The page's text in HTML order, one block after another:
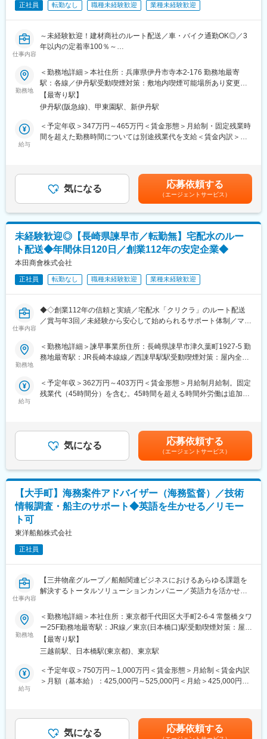
北海道のインフラを支える総合商社として、100年先を見据えた
地域の課題解決に挑んでいる三ッ輪商会。今回は、より多くのお
いくための「コンテナ部門（サービススタッフ）」の募集です。
苫小牧コンテナ営業課配属となります。
入社後は、先輩社員に付いていただいて業務を覚えます。経験の
無い方もご安心ください。
当社は今年で創立78周年を迎える企業です。
北海道釧路市を中心に地域ニーズと時代の流れに合わせて、日々
変更の範囲：会社の定める業務
正社員 転勤なし 職種未経験歓迎 業種未経験歓迎
仕事内容
～未経験歓迎！建材商社のルート配送／車・バイク通勤OK◎／3
年以内の定着率100％～
■仕事内容■
「木材」「建材」「新建材」など建築工事に必要な材料・資材
を、工事現場やお客様にお届けするお仕事です。
◇使用車◇
2t、3tトラックやユニック（小型移動式クレーン）車、軽トラック
※はじめはお持ちの免許で乗れる車両を担当いただきます。
◇エリア◇
兵庫県南部と大阪北部がメインエリアとなります。
になります。
＜入社後の流れ＞
入社から半年、１年をかけて業務を学んでいただきます。
■組織構成■
・代表（新規営業は代表がメインで行っております）
・営業2名
・配送2名
◎20代～60代の幅広い年代のスタッフが活躍中です
■特徴・魅力■
・売上ノルマはありません。ノルマが負担や重荷にならないよう
・資格取得支援あり
・社員割引制度あり
■職場環境・雰囲気■
ます。
変更の範囲：会社の定める業務
勤務地
＜勤務地詳細＞本社住所：兵庫県伊丹市寺本2-176 勤務地最寄
駅：各線／伊丹駅受動喫煙対策：敷地内喫煙可能場所あり変更の
範囲：無
【最寄り駅】
伊丹駅(阪急線)、甲東園駅、新伊丹駅
給与
＜予定年収＞347万円～465万円＜賃金形態＞月給制・固定残業時
間を超えた勤務時間については別途残業代を支給＜賃金内訳＞月
支給＜月給＞258,000円～349,000円（一律手当を含む）＜昇給有
無＞有＜残業手当＞有＜給与補足＞■昇給あり（年最低1回）■賞
与あり（年2回）（計2か月以上継続中）賃金はあくまでも目安の
金額であり、選考を通じて上下する可能性があります。月給(月額)
は固定手当を含めた表記です。
気になる 応募依頼する
（エージェントサービス）
未経験歓迎◎【長崎県諫早市／転勤無】宅配水のルー
ト配送◆年間休日120日／創業112年の安定企業◆
本田商會株式会社
正社員 転勤なし 職種未経験歓迎 業種未経験歓迎
仕事内容
◆◇創業112年の信頼と実績／宅配水「クリクラ」のルート配送
／賞与年3回／未経験から安心して始められるサポート体制／マイ
＼お客様との日々のコミュニケーションや「ありがとう」の言葉
がやりがいとなる仕事です／
■業務概要
高圧ガス・溶接材料・産業機械を取り扱う当社にて、宅配水「ク
■業務詳細
・普通車バンを運転し、宅配水ボトルの積み込み、配送、設置
・お客様先での納品時対応や簡単なメンテナンス
・配送伝票や納品書の受け渡し、必要書類の整理
・お客様からの要望やご相談を伺い、社内へフィードバック
・配送後の車両点検や安全運転管理
宅配水「クリクラ」のほか、高圧ガスや産業資材等も取り扱い、
地域の生活・産業を支えています。
諫早事業所19名／宅配水事業部3名
チームワークを大切にし、助け合いながら業務を進めています。
既存顧客対応が中心で営業ノルマはありません。毎日同じエリア
を回るため、地域に根差した働き方ができます。
■入社後について
ウハウを丁寧に指導しますので、未経験の方も安心してスタート
できます。
年間休日120日、週休2日制。マイカー通勤可。福利厚生も充実し
ており、働きやすい職場です。
勤務地
＜勤務地詳細＞諫早事業所住所：長崎県諌早市津久葉町1927-5 勤
務地最寄駅：JR長崎本線線／西諌早駅駅受動喫煙対策：屋内全面
給与
＜予定年収＞362万円～403万円＜賃金形態＞月給制月給制。固定
残業代（45時間分）を含む。45時間を超える時間外労働は追加で
269,000円（一律手当を含む）＜昇給有無＞有＜残業手当＞有賃
金はあくまでも目安の金額であり、選考を通じて上下する可能性
があります。月給(月額)は固定手当を含めた表記です。
気になる 応募依頼する
（エージェントサービス）
【大手町】海務案件アドバイザー（海務監督）／技術
情報調査・船主のサポート◆英語を生かせる／リモー
ト可
東洋船舶株式会社
正社員
仕事内容
【三井物産グループ／船舶関連ビジネスにおけるあらゆる課題を
解決するトータルソリューションカンパニー／英語力を活かせる
■業務内容：
入社後は、海工務部に配属となり、技術情報調査担当、特定船主
へのサポート業務の一部をご担当いただきます。当初はスタッフ
レベルでご入社いただき、1年後のエキスパート職を想定していま
す。
海技知見を如何なく発揮できる環境があり、船主業務を支援する
試みをご自身で企画、実行する事が可能です。
・LNG船 船主業務…運航モニタリング、運航に関する用船者との
折衝アドバス、オフハイヤ検証
勤務地
＜勤務地詳細＞本社住所：東京都千代田区大手町2-6-4 常盤橋タワ
ー25F勤務地最寄駅：JR線／東京(日本橋口)駅受動喫煙対策：屋内
喫煙可能場所あり変更の範囲：会社の定める事業所（リモートワ
ーク含む）
【最寄り駅】
三越前駅、日本橋駅(東京都)、東京駅
給与
＜予定年収＞750万円～1,000万円＜賃金形態＞月給制＜賃金内訳
＞月額（基本給）：425,000円～525,000円＜月給＞425,000円～
の金額であり、選考を通じて上下する可能性があります。月給(月
額)は固定手当を含めた表記です。
気になる 応募依頼する